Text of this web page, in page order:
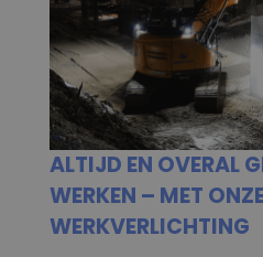
ALTIJD EN OVERAL
WERKEN – MET
WERKVERLICHTING